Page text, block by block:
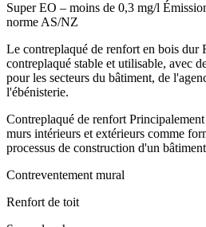
Super EO – moins de 0,3 mg/l
norme AS/NZ
Le contreplaqué de renfort en bois dur
contreplaqué stable et utilisable, avec
pour les secteurs du bâtiment, de
l'ébénisterie.
Contreplaqué de renfort
murs intérieurs et extérieurs comme
processus de construction d'un
Contreventement mural
Renfort de toit